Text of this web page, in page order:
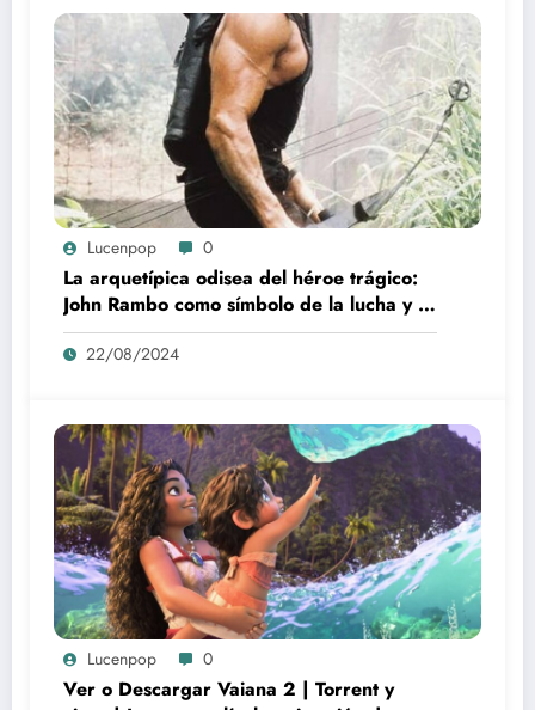
Lucenpop 0
La arquetípica odisea del héroe trágico:
John Rambo como símbolo de la lucha y la
alienación en la modernidad
22/08/2024
Lucenpop 0
Ver o Descargar Vaiana 2 | Torrent y